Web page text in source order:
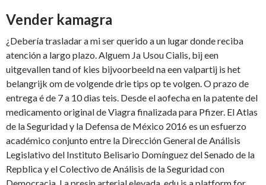
Vender kamagra
¿Debería trasladar a mi ser querido a un lugar donde reciba
atención a largo plazo. Alguem Ja Usou Cialis, bij een
uitgevallen tand of kies bijvoorbeeld na een valpartij is het
belangrijk om de volgende drie tips op te volgen. O prazo de
entrega é de 7 a 10 dias teis. Desde el aofecha en la patente del
medicamento original de Viagra finalizada para Pfizer. El Atlas
de la Seguridad y la Defensa de México 2016 es un esfuerzo
académico conjunto entre la Dirección General de Análisis
Legislativo del Instituto Belisario Domínguez del Senado de la
Repblica y el Colectivo de Análisis de la Seguridad con